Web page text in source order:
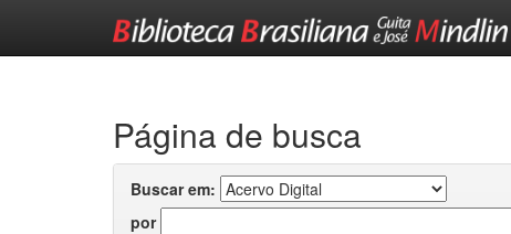
Página de busca
Buscar em:
por